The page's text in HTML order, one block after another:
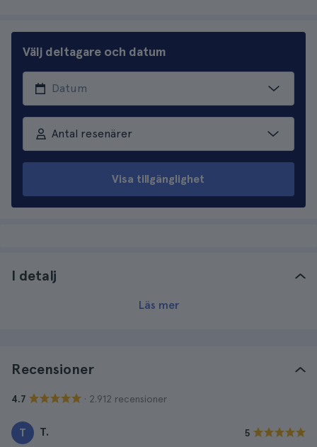
Välj deltagare och datum
Antal resenärer
Visa tillgänglighet
I detalj
Läs mer
Recensioner
4.7 · 2.912 recensioner
T T. 5